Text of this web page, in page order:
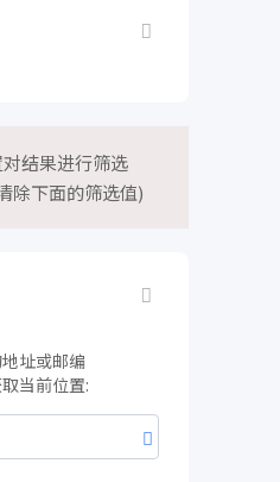
结果进行筛选
除下面的筛选值)
址或邮编
当前位置: